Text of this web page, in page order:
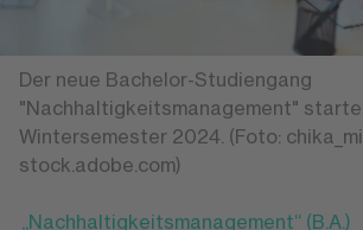
Der neue Bachelor-Studiengang
"Nachhaltigkeitsmanagement"
Wintersemester 2024. (Foto:
stock.adobe.com)
„Nachhaltigkeitsmanagement“ (B.A.)